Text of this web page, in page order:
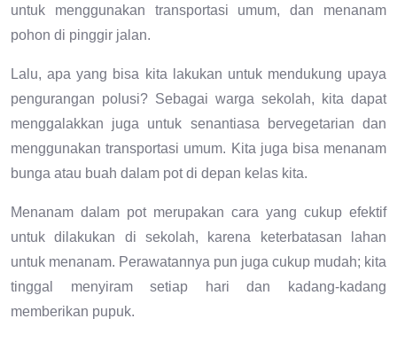
untuk menggunakan transportasi umum, dan menanam
pohon di pinggir jalan.
Lalu, apa yang bisa kita lakukan untuk mendukung upaya
pengurangan polusi? Sebagai warga sekolah, kita dapat
menggalakkan juga untuk senantiasa bervegetarian dan
menggunakan transportasi umum. Kita juga bisa menanam
bunga atau buah dalam pot di depan kelas kita.
Menanam dalam pot merupakan cara yang cukup efektif
untuk dilakukan di sekolah, karena keterbatasan lahan
untuk menanam. Perawatannya pun juga cukup mudah; kita
tinggal menyiram setiap hari dan kadang-kadang
memberikan pupuk.